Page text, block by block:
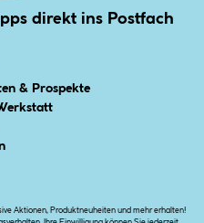
direkt ins Postfach
& Prospekte
Aktionen, Produktneuheiten und mehr erhalten!